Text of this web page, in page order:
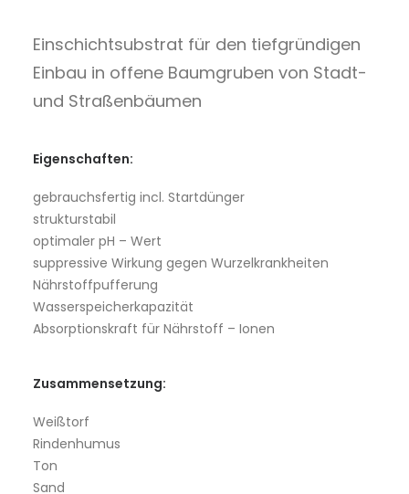
Einschichtsubstrat für den tiefgründigen
Einbau in offene Baumgruben von Stadt-
und Straßenbäumen
Eigenschaften:
gebrauchsfertig incl. Startdünger
strukturstabil
optimaler pH – Wert
suppressive Wirkung gegen Wurzelkrankheiten
Nährstoffpufferung
Wasserspeicherkapazität
Absorptionskraft für Nährstoff – Ionen
Zusammensetzung:
Weißtorf
Rindenhumus
Ton
Sand